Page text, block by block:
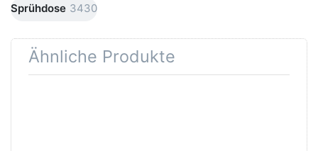
Sprühdose 3430
Ähnliche Produkte